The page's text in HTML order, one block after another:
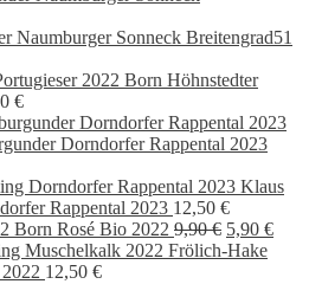
Naumburger Sonneck Breitengrad51
€.
Born Höhnstedter
€
Dorndorfer Rappental 2023
Klaus
Rappental 2023 12,50 €
Born Rosé Bio 2022 9,90€
Preis
5,90 €
Frölich-Hake
12,50 €